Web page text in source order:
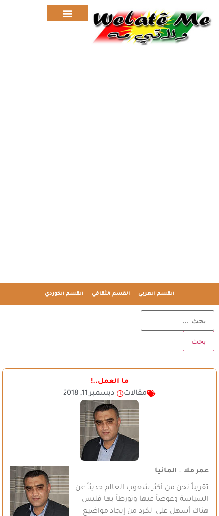
القسم العربي القسم الثقافي القسم الكوردي
ما العمل..!
مقالات
ديسمبر 11, 2018
عمر ملا – المانيا
تقريباً نحن من أكثر شعوب العالم حديثاً عن
السياسة وغوصاً فيها وتورطاً بها فليس
هناك أسهل على الكرد من إيجاد مواضيع